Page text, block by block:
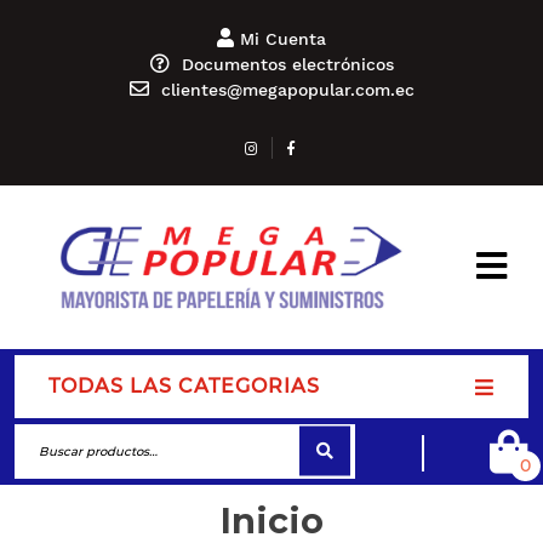
Mi Cuenta
Documentos electrónicos
clientes@megapopular.com.ec
TODAS LAS CATEGORIAS
0
Inicio